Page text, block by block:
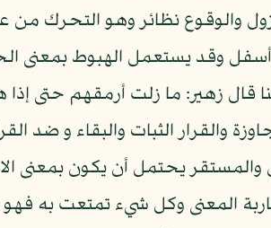
والوقوع نظائر وهو التحرك
وقد يستعمل الهبوط بمعنى
قال زهير: ما زلت أرمقهم حتى
والقرار الثبات والبقاء و ضد
يحتمل أن يكون بمعنى
المعنى وكل شيء تمتعت به فهو